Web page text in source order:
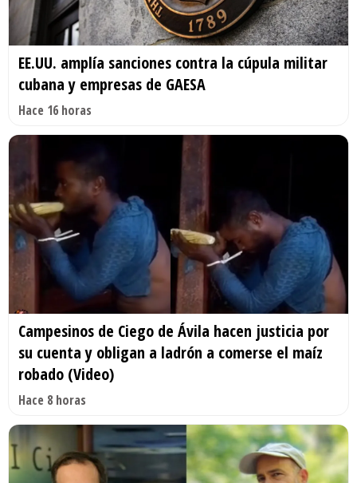
EE.UU. amplía sanciones contra la cúpula militar
cubana y empresas de GAESA
Hace 16 horas
Campesinos de Ciego de Ávila hacen justicia por
su cuenta y obligan a ladrón a comerse el maíz
robado (Video)
Hace 8 horas